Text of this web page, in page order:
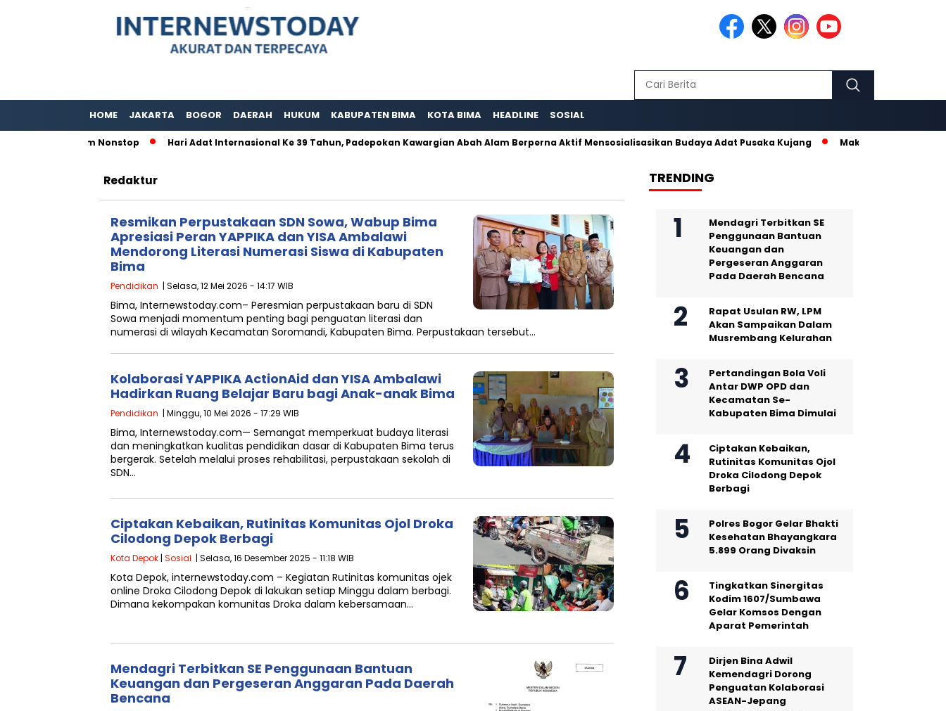
HOME JAKARTA BOGOR DAERAH HUKUM KABUPATEN BIMA KOTA BIMA HEADLINE SOSIAL
80 Jam Nonstop Hari Adat Internasional Ke 39 Tahun, Padepokan Kawargian Abah Alam Berperna Aktif Mensosialisasikan Budaya Adat Pusaka Kujang Makmur Hidayat dan
Redaktur
Resmikan Perpustakaan SDN Sowa, Wabup Bima
Apresiasi Peran YAPPIKA dan YISA Ambalawi
Mendorong Literasi Numerasi Siswa di Kabupaten
Bima
Pendidikan | Selasa, 12 Mei 2026 - 14:17 WIB
Bima, Internewstoday.com– Peresmian perpustakaan baru di SDN
Sowa menjadi momentum penting bagi penguatan literasi dan
numerasi di wilayah Kecamatan Soromandi, Kabupaten Bima. Perpustakaan tersebut…
Kolaborasi YAPPIKA ActionAid dan YISA Ambalawi
Hadirkan Ruang Belajar Baru bagi Anak-anak Bima
Pendidikan | Minggu, 10 Mei 2026 - 17:29 WIB
Bima, Internewstoday.com— Semangat memperkuat budaya literasi
dan meningkatkan kualitas pendidikan dasar di Kabupaten Bima terus
bergerak. Setelah melalui proses rehabilitasi, perpustakaan sekolah di
SDN…
Ciptakan Kebaikan, Rutinitas Komunitas Ojol Droka
Cilodong Depok Berbagi
Kota Depok | Sosial | Selasa, 16 Desember 2025 - 11:18 WIB
Kota Depok, internewstoday.com – Kegiatan Rutinitas komunitas ojek
online Droka Cilodong Depok di lakukan setiap Minggu dalam berbagi.
Dimana kekompakan komunitas Droka dalam kebersamaan…
Mendagri Terbitkan SE Penggunaan Bantuan
Keuangan dan Pergeseran Anggaran Pada Daerah
Bencana
TRENDING
Mendagri Terbitkan SE
Penggunaan Bantuan
Keuangan dan
Pergeseran Anggaran
Pada Daerah Bencana
Rapat Usulan RW, LPM
Akan Sampaikan Dalam
Musrembang Kelurahan
Pertandingan Bola Voli
Antar DWP OPD dan
Kecamatan Se-
Kabupaten Bima Dimulai
Ciptakan Kebaikan,
Rutinitas Komunitas Ojol
Droka Cilodong Depok
Berbagi
Polres Bogor Gelar Bhakti
Kesehatan Bhayangkara
5.899 Orang Divaksin
Tingkatkan Sinergitas
Kodim 1607/Sumbawa
Gelar Komsos Dengan
Aparat Pemerintah
Dirjen Bina Adwil
Kemendagri Dorong
Penguatan Kolaborasi
ASEAN-Jepang